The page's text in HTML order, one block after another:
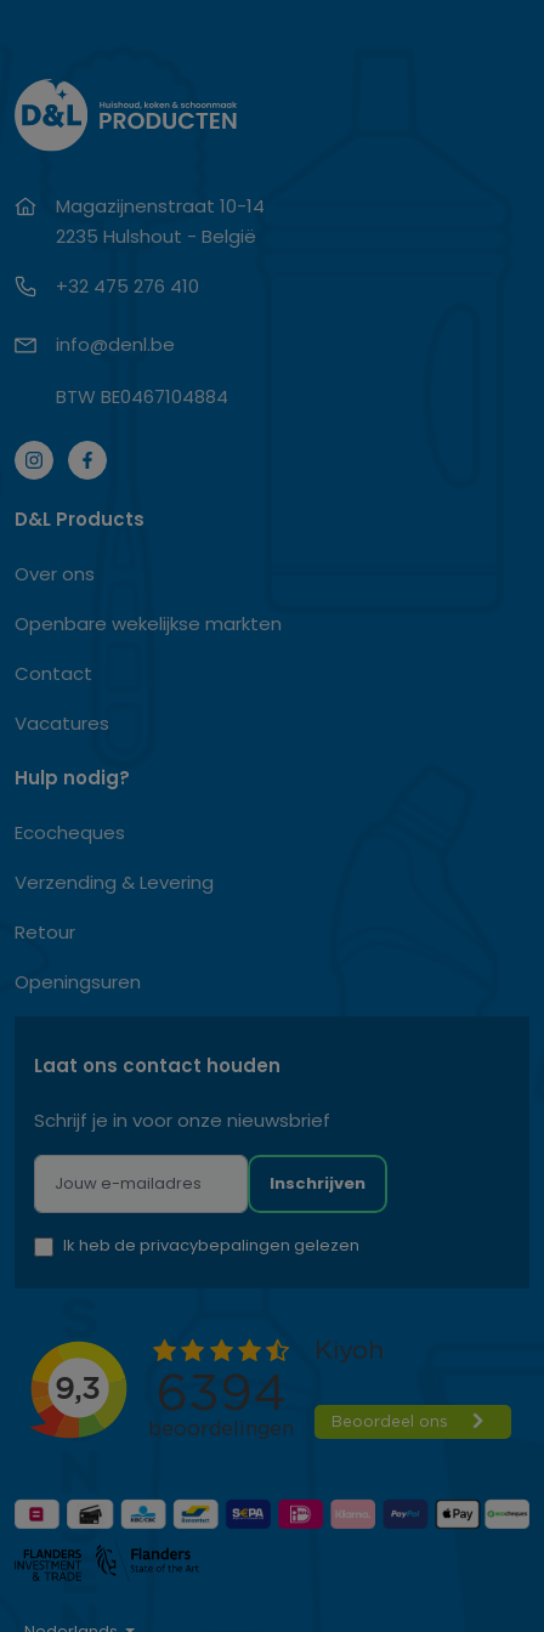
Magazijnenstraat 10-14
2235 Hulshout - België
+32 475 276 410
info@denl.be
BTW BE0467104884
D&L Products
Over ons
Openbare wekelijkse markten
Contact
Vacatures
Hulp nodig?
Ecocheques
Verzending & Levering
Retour
Openingsuren
Laat ons contact houden
Schrijf je in voor onze nieuwsbrief
Inschrijven
Ik heb de privacybepalingen gelezen